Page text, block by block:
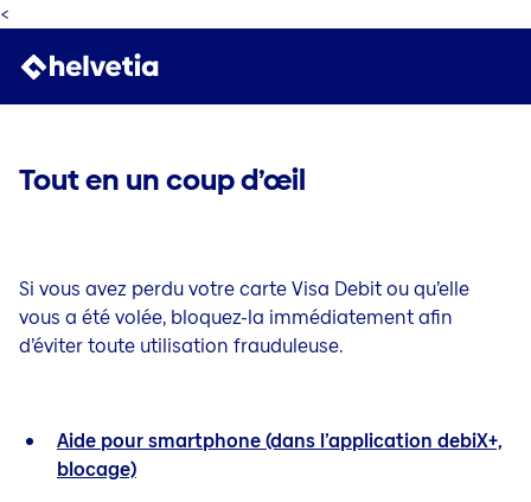
<
Tout en un coup d’œil
Si vous avez perdu votre carte Visa Debit ou qu’elle
vous a été volée, bloquez-la immédiatement afin
d’éviter toute utilisation frauduleuse.
Aide pour smartphone (dans l’application debiX+,
blocage)